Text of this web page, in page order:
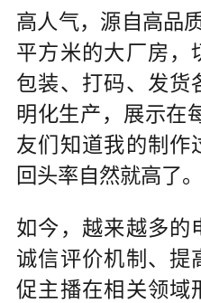
高人气，源自高品
平方米的大厂房，
包装、打码、发货
明化生产，展示在
友们知道我的制作
回头率自然就高了
如今，越来越多的
诚信评价机制、提
促主播在相关领域